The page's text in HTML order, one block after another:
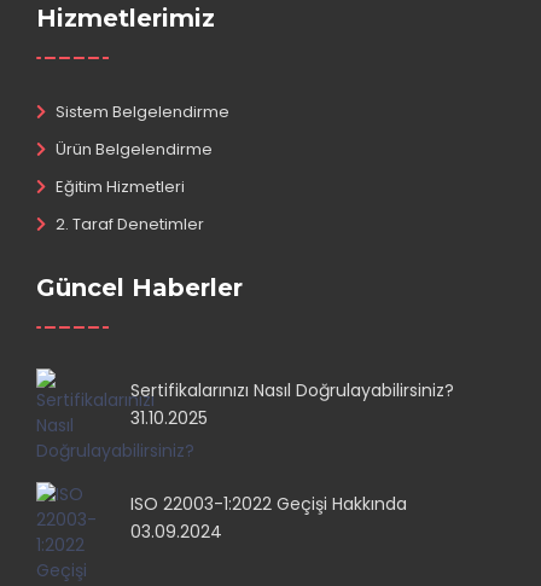
Hizmetlerimiz
Sistem Belgelendirme
Ürün Belgelendirme
Eğitim Hizmetleri
2. Taraf Denetimler
Güncel Haberler
Sertifikalarınızı Nasıl Doğrulayabilirsiniz?
31.10.2025
ISO 22003-1:2022 Geçişi Hakkında
03.09.2024